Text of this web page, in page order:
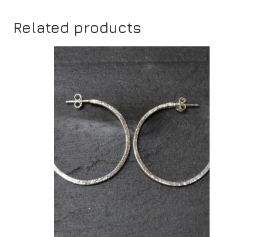
Related products